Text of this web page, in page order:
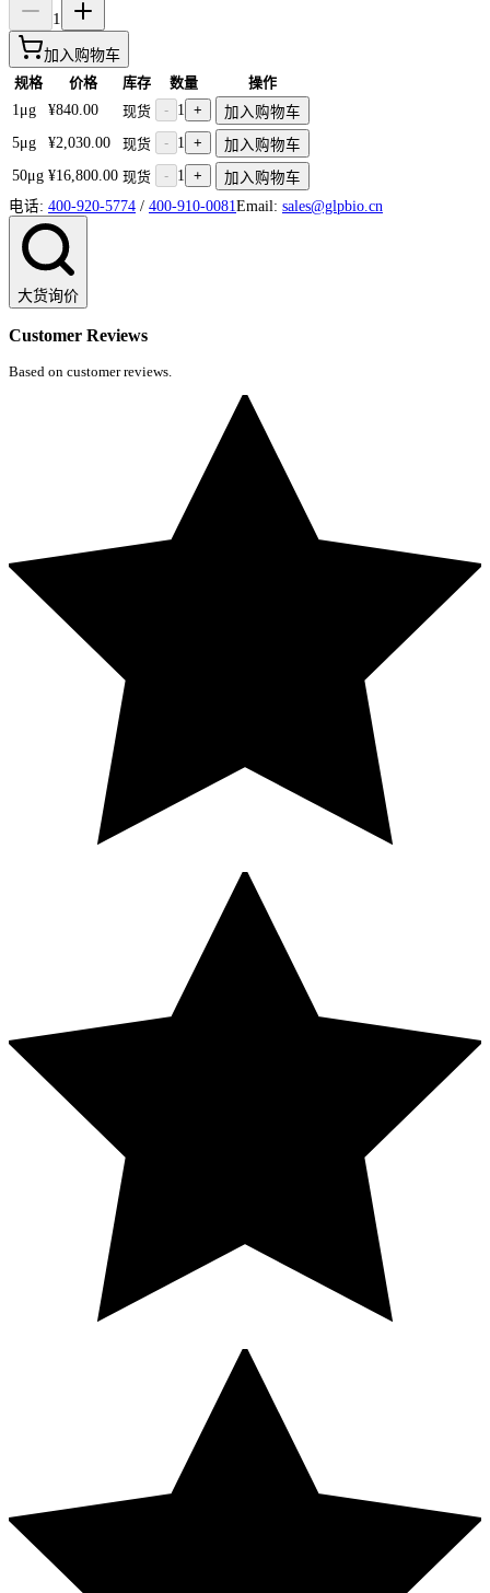
1
加入购物车
规格 价格 库存 数量
操作
1μg
¥840.00 现货 - 1 +
加入购物车
5μg
¥2,030.00 现货 - 1 +
加入购物车
50μg ¥16,800.00 现货 - 1 +
加入购物车
电话: 400-920-5774 / 400-910-0081 Email: sales@glpbio.cn
大货询价
Customer Reviews
Based on customer reviews.